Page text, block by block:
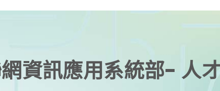
資訊應用系統部- 人